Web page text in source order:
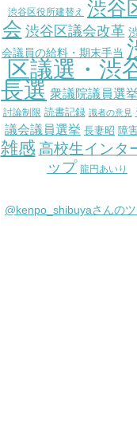
渋谷区役所建替え 渋谷
会 渋谷区議会改革
会議員の給料・期末手当
区議選・渋
長選 衆議院議員選挙
討論制限 読書記録 識者の意見
議会議員選挙 長妻昭 障
雑感 高校生インタ
ップ 龍円あいり
@kenpo_shibuyaさんのツ